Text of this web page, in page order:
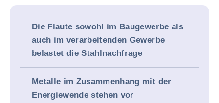
Die Flaute sowohl im Baugewerbe als
auch im verarbeitenden Gewerbe
belastet die Stahlnachfrage
Metalle im Zusammenhang mit der
Energiewende stehen vor